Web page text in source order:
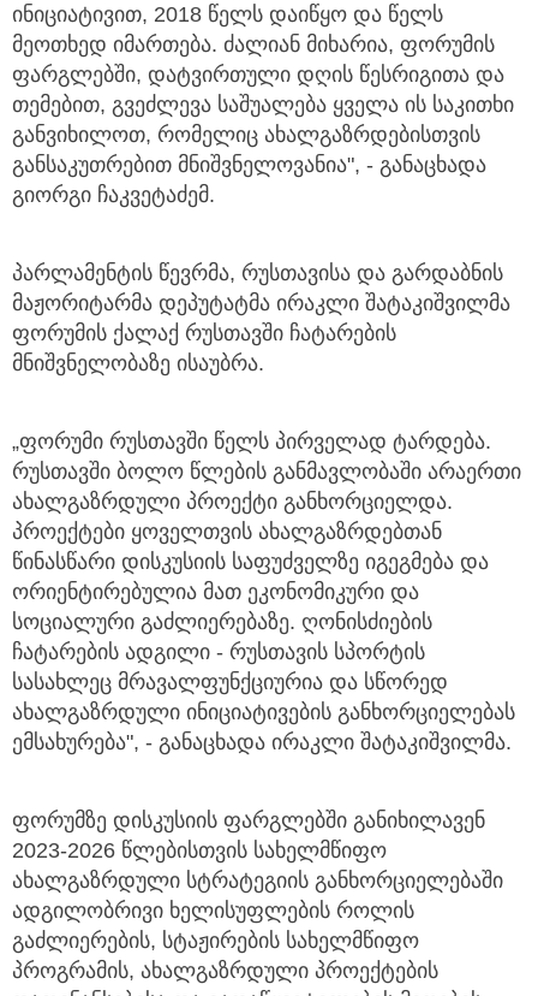
ინიციატივით, 2018 წელს დაიწყო და წელს
მეოთხედ იმართება. ძალიან მიხარია, ფორუმის
ფარგლებში, დატვირთული დღის წესრიგითა და
თემებით, გვეძლევა საშუალება ყველა ის საკითხი
განვიხილოთ, რომელიც ახალგაზრდებისთვის
განსაკუთრებით მნიშვნელოვანია", - განაცხადა
გიორგი ჩაკვეტაძემ.
პარლამენტის წევრმა, რუსთავისა და გარდაბნის
მაჟორიტარმა დეპუტატმა ირაკლი შატაკიშვილმა
ფორუმის ქალაქ რუსთავში ჩატარების
მნიშვნელობაზე ისაუბრა.
„ფორუმი რუსთავში წელს პირველად ტარდება.
რუსთავში ბოლო წლების განმავლობაში არაერთი
ახალგაზრდული პროექტი განხორციელდა.
პროექტები ყოველთვის ახალგაზრდებთან
წინასწარი დისკუსიის საფუძველზე იგეგმება და
ორიენტირებულია მათ ეკონომიკური და
სოციალური გაძლიერებაზე. ღონისძიების
ჩატარების ადგილი - რუსთავის სპორტის
სასახლეც მრავალფუნქციურია და სწორედ
ახალგაზრდული ინიციატივების განხორციელებას
ემსახურება", - განაცხადა ირაკლი შატაკიშვილმა.
ფორუმზე დისკუსიის ფარგლებში განიხილავენ
2023-2026 წლებისთვის სახელმწიფო
ახალგაზრდული სტრატეგიის განხორციელებაში
ადგილობრივი ხელისუფლების როლის
გაძლიერების, სტაჟირების სახელმწიფო
პროგრამის, ახალგაზრდული პროექტების